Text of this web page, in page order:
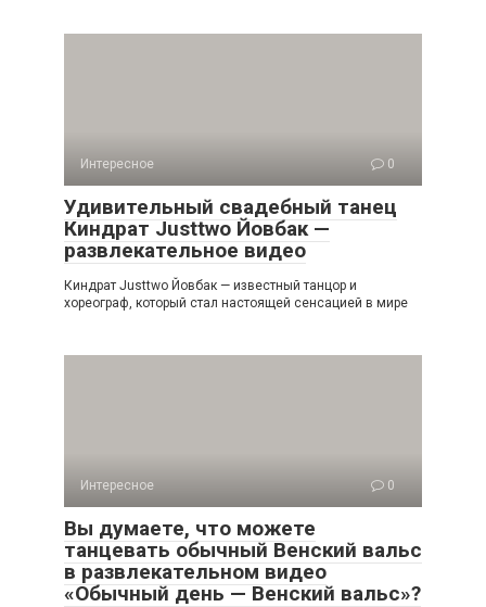
Интересное 0
Удивительный свадебный танец
Киндрат Justtwo Йовбак —
развлекательное видео
Киндрат Justtwo Йовбак — известный танцор и
хореограф, который стал настоящей сенсацией в мире
Интересное 0
Вы думаете, что можете
танцевать обычный Венский вальс
в развлекательном видео
«Обычный день — Венский вальс»?